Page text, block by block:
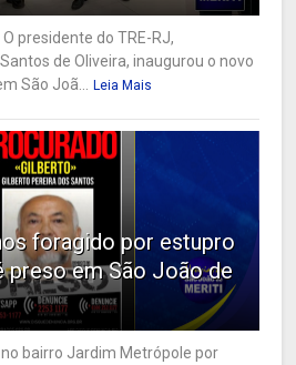
presidente do TRE-RJ,
de Oliveira, inaugurou o novo
São Joã...
Leia Mais
foragido por estupro
preso em São João de
bairro Jardim Metrópole por